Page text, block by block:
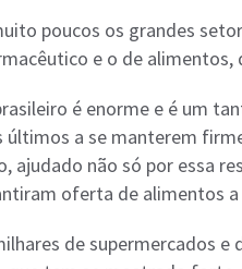
poucos os grandes
e o de
é enorme e é um
últimos a se manterem
ajudado não só por essa
oferta de alimentos a
de supermercados e